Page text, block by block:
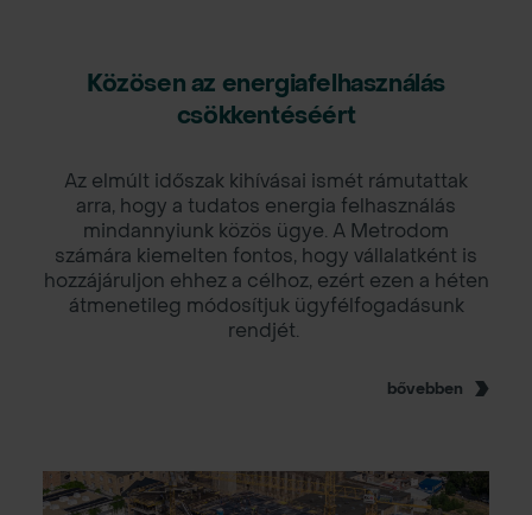
Közösen az energiafelhasználás
csökkentéséért
Az elmúlt időszak kihívásai ismét rámutattak
arra, hogy a tudatos energia felhasználás
mindannyiunk közös ügye. A Metrodom
számára kiemelten fontos, hogy vállalatként is
hozzájáruljon ehhez a célhoz, ezért ezen a héten
átmenetileg módosítjuk ügyfélfogadásunk
rendjét.
bővebben